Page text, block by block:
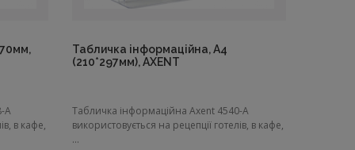
A
в кафе,
Табличка інформаційна, А4
(210*297мм), AXENT
Табличка інформаційна Axent 4540-A
використовується на рецепції готелів, в кафе,
...